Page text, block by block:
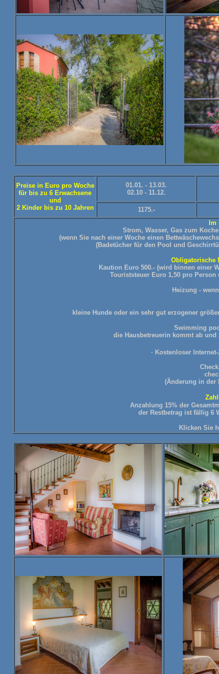
Preise in Euro pro Woche
für bis zu 6 Erwachsene
und
2 Kinder bis zu 10 Jahren
01.01. - 13.03.
02.10 - 11.12.
1175.-
Strom, Wasser, Gas zum
(wenn Sie nach einer Woche einen
(Badetücher für den Pool und
Obligatorische
Kaution Euro 500.- (wird binnen einer
Touriststeuer Euro 1,50 pro
Heizung -
kleine Hunde oder ein sehr gut erzogener
Swimming
die Hausbetreuerin kommt ab
· Kostenloser
(Änderung in der
Anzahlung 15% der
der Restbetrag ist fällig 6
Klicken Sie